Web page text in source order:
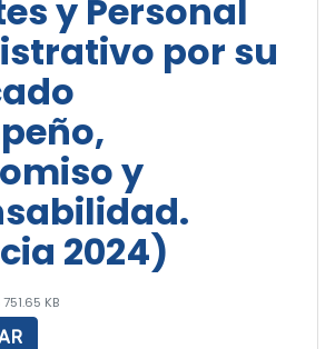
y Personal
por su
y
2024)
751.65 KB